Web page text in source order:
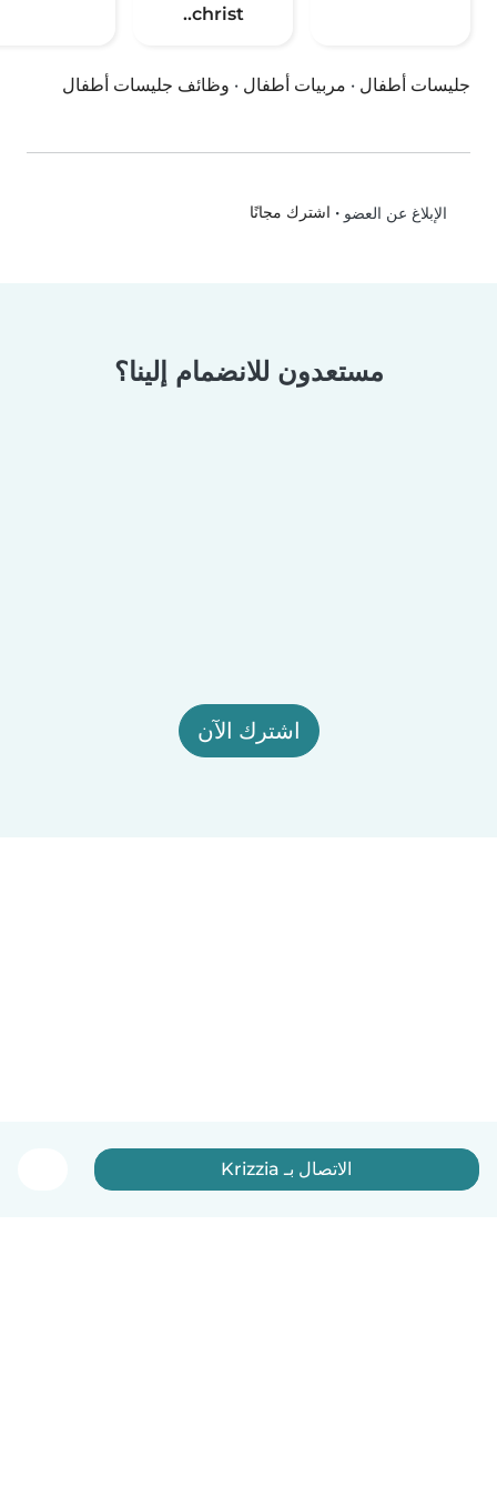
christ..
جليسات أطفال · مربيات أطفال · وظائف جليسات أطفال
الإبلاغ عن العضو • اشترك مجانًا
مستعدون للانضمام إلينا؟
اشترك الآن
الاتصال بـ Krizzia